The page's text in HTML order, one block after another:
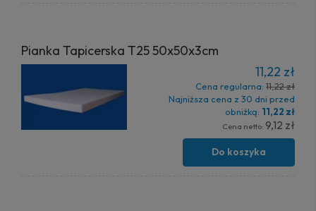
Pianka Tapicerska T25 50x50x3cm
11,22 zł
Cena regularna: 11,22 zł
Najniższa cena z 30 dni przed
obniżką: 11,22 zł
Cena netto: 9,12 zł
Do koszyka